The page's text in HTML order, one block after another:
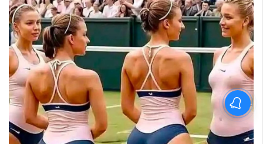
'കാതങ്ങൾ ദൂരെ'; 'ഇറ്റ്സ് എ
മെഡിക്കൽ മിറാക്കിൾ' ആദ്യ
ഗാനം പുറത്ത്